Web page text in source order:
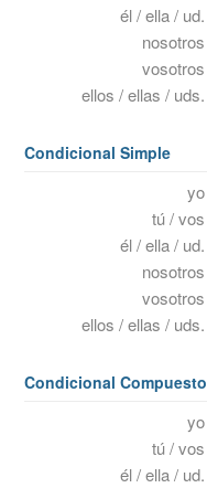
él / ella / ud.
nosotros
vosotros
ellos / ellas / uds.
Condicional Simple
yo
tú / vos
él / ella / ud.
nosotros
vosotros
ellos / ellas / uds.
Condicional Compuesto
yo
tú / vos
él / ella / ud.